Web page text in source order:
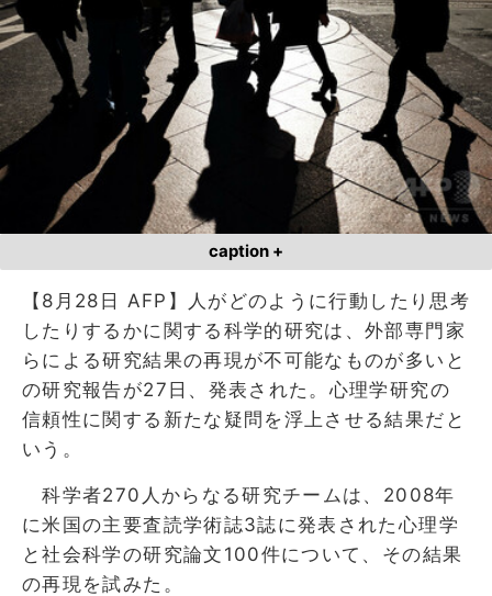
caption +
【8月28日 AFP】人がどのように行動したり思考
したりするかに関する科学的研究は、外部専門家
らによる研究結果の再現が不可能なものが多いと
の研究報告が27日、発表された。心理学研究の
信頼性に関する新たな疑問を浮上させる結果だと
いう。
科学者270人からなる研究チームは、2008年
に米国の主要査読学術誌3誌に発表された心理学
と社会科学の研究論文100件について、その結果
の再現を試みた。